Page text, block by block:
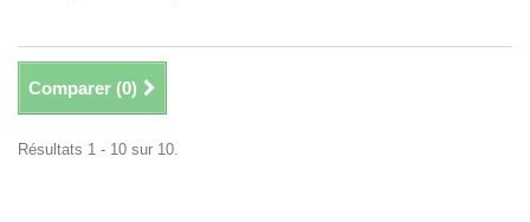
Comparer (0)
Résultats 1 - 10 sur 10.